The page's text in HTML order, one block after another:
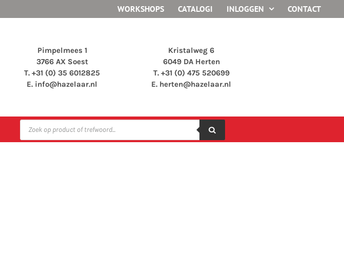
WORKSHOPS CATALOGI INLOGGEN CONTACT
Pimpelmees 1
3766 AX Soest
T. +31 (0) 35 6012825
E. info@hazelaar.nl
Kristalweg 6
6049 DA Herten
T. +31 (0) 475 520699
E. herten@hazelaar.nl
Producten
zoeken